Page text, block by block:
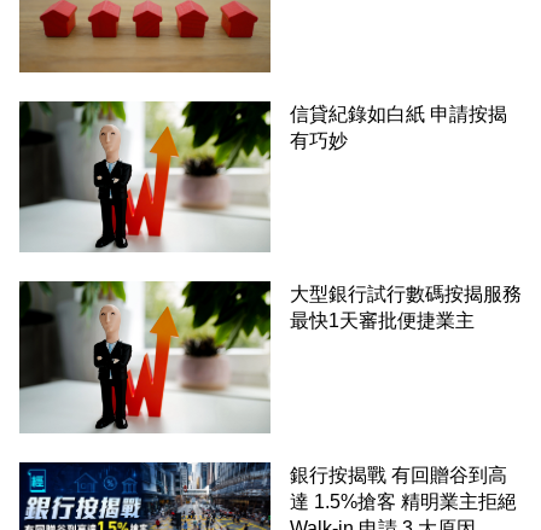
信貸紀錄如白紙 申請按揭
有巧妙
大型銀行試行數碼按揭服務
最快1天審批便捷業主
銀行按揭戰 有回贈谷到高
達 1.5%搶客 精明業主拒絕